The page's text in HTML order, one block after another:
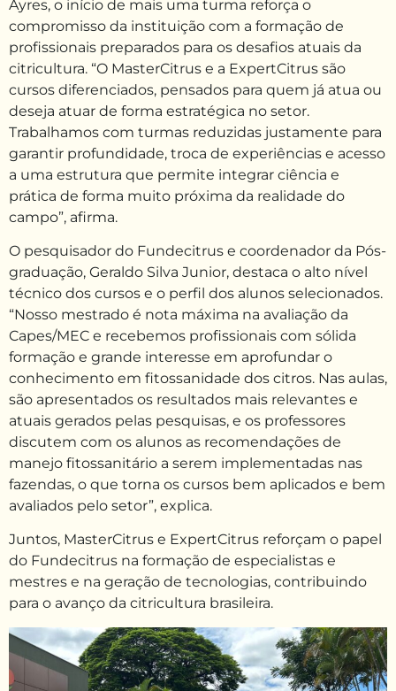
Ayres, o início de mais uma turma reforça o
compromisso da instituição com a formação de
profissionais preparados para os desafios atuais da
citricultura. “O MasterCitrus e a ExpertCitrus são
cursos diferenciados, pensados para quem já atua ou
deseja atuar de forma estratégica no setor.
Trabalhamos com turmas reduzidas justamente para
garantir profundidade, troca de experiências e acesso
a uma estrutura que permite integrar ciência e
prática de forma muito próxima da realidade do
campo”, afirma.
O pesquisador do Fundecitrus e coordenador da Pós-
graduação, Geraldo Silva Junior, destaca o alto nível
técnico dos cursos e o perfil dos alunos selecionados.
“Nosso mestrado é nota máxima na avaliação da
Capes/MEC e recebemos profissionais com sólida
formação e grande interesse em aprofundar o
conhecimento em fitossanidade dos citros. Nas aulas,
são apresentados os resultados mais relevantes e
atuais gerados pelas pesquisas, e os professores
discutem com os alunos as recomendações de
manejo fitossanitário a serem implementadas nas
fazendas, o que torna os cursos bem aplicados e bem
avaliados pelo setor”, explica.
Juntos, MasterCitrus e ExpertCitrus reforçam o papel
do Fundecitrus na formação de especialistas e
mestres e na geração de tecnologias, contribuindo
para o avanço da citricultura brasileira.